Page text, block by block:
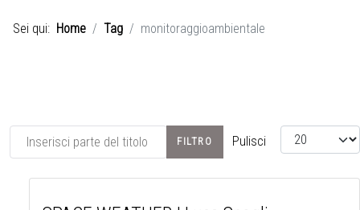
Sei qui: Home Tag monitoraggioambientale
Inserisci parte del titolo FILTRO Pulisci Visualizza #